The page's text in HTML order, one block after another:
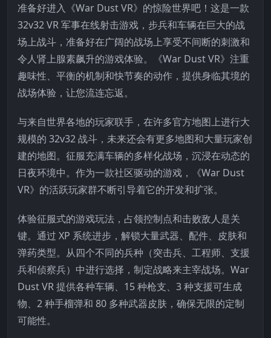
准备好进入《War Dust VR》的惊险世界吧！这是一款
32v32 VR 军事在线射击游戏，步兵和车辆在巨大的战
场上战斗，准备好在广阔的战场上享受不间断的刺激和
令人肾上腺素飙升的游戏体验。《War Dust VR》注重
趣味性、平衡的机制和快节奏的动作，提供身临其境的
战场体验，让您流连忘返。
与来自世界各地的玩家联手，在许多官方地图上进行大
规模的 32v32 战斗，未来还会有更多地图和大量玩家创
建的地图。征服充满车辆的多样化战场，沉浸在动态的
日夜环境中。作为一款社区驱动的游戏，《War Dust
VR》的活跃玩家群不断引导着它的开发和扩张。
体验征服式的游戏玩法，占领控制点和击败敌人是关
键。通过 XP 系统进步，解锁大量武器、配件、皮肤和
弹药类型。从四个不同的兵种（突击兵、工程师、支援
兵和侦察兵）中进行选择，制定战略来主宰战场。War
Dust VR 提供各种车辆、15 种枪支、3 种支援可生成
物、2 种手榴弹和 80 多种武器皮肤，确保无限的定制
可能性。